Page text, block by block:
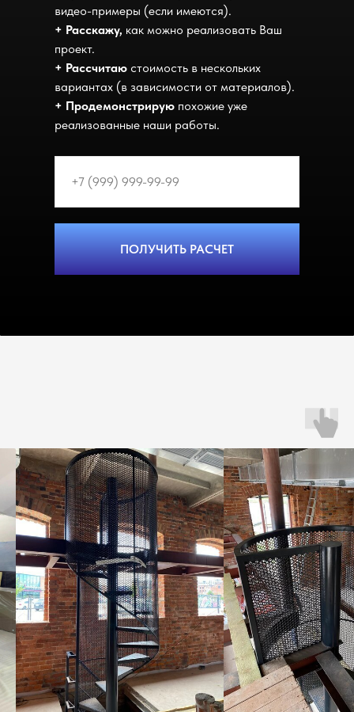
видео-примеры (если имеются).
+ Расскажу, как можно реализовать Ваш
проект.
+ Рассчитаю стоимость в нескольких
вариантах (в зависимости от материалов).
+ Продемонстрирую похожие уже
реализованные наши работы.
ПОЛУЧИТЬ РАСЧЕТ